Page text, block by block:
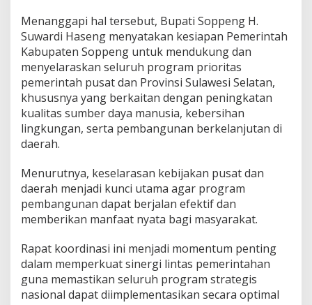
e
r
n
u
r
S
u
l
s
Menanggapi hal tersebut, Bupati Soppeng H.
Suwardi Haseng menyatakan kesiapan Pemerintah
Kabupaten Soppeng untuk mendukung dan
menyelaraskan seluruh program prioritas
pemerintah pusat dan Provinsi Sulawesi Selatan,
khususnya yang berkaitan dengan peningkatan
kualitas sumber daya manusia, kebersihan
lingkungan, serta pembangunan berkelanjutan di
daerah.
Menurutnya, keselarasan kebijakan pusat dan
daerah menjadi kunci utama agar program
pembangunan dapat berjalan efektif dan
memberikan manfaat nyata bagi masyarakat.
Rapat koordinasi ini menjadi momentum penting
dalam memperkuat sinergi lintas pemerintahan
guna memastikan seluruh program strategis
nasional dapat diimplementasikan secara optimal